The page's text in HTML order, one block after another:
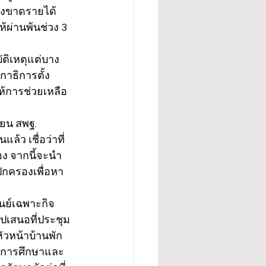
ขาดรายได้
ผ่านพ้นช่วง 3
เหตุแต่บาง
าธิการตั้ง
การช่วยเหลือ
น สพฐ.
แล้ว เชื่อว่าที่
จากนี้จะนำ
ครองเพื่อหา
ย์เฉพาะกิจ
เสนอที่ประชุม
วหน้าบ้านพัก
ารศึกษาและ